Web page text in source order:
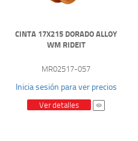
CINTA 17X215 DORADO ALLOY
WM RIDEIT
MR02517-057
Inicia sesión para ver precios
Ver detalles